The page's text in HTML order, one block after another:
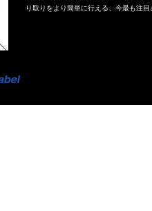
り取りをより簡単に行える、今最も注